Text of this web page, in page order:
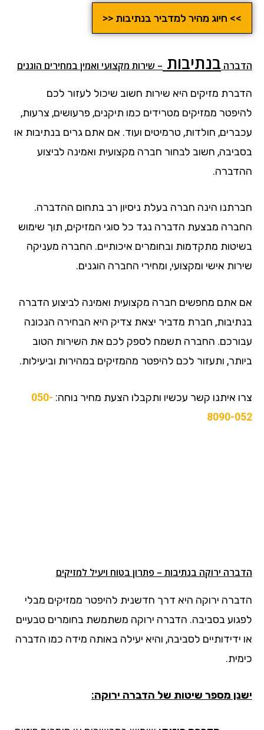
>> חיוג מהיר למדביר בנתיבות <<
הדברה בנתיבות – שירות מקצועי ואמין במחירים הוגנים
הדברת מזיקים היא שירות חשוב שיכול לעזור לכם
להיפטר ממזיקים מטרידים כמו תיקנים, פרעושים, צרעות,
עכברים, חולדות, טרמיטים ועוד. אם אתם גרים בנתיבות או
בסביבה, חשוב לבחור חברה מקצועית ואמינה לביצוע
ההדברה.
חברתנו הינה חברה בעלת ניסיון רב בתחום ההדברה.
החברה מבצעת הדברה נגד כל סוגי המזיקים, תוך שימוש
בשיטות מתקדמות ובחומרים איכותיים. החברה מעניקה
שירות אישי ומקצועי, ומחירי החברה הוגנים.
אם אתם מחפשים חברה מקצועית ואמינה לביצוע הדברה
בנתיבות, חברת מדביר יצאת צדיק היא הבחירה הנכונה
עבורכם. החברה תשמח לספק לכם את השירות הטוב
ביותר, ותעזור לכם להיפטר מהמזיקים במהירות וביעילות.
צרו איתנו קשר עכשיו ותקבלו הצעת מחיר נוחה: 050-
8090-052
הדברה ירוקה בנתיבות – פתרון בטוח ויעיל למזיקים
הדברה ירוקה היא דרך חדשנית להיפטר ממזיקים מבלי
לפגוע בסביבה. הדברה ירוקה משתמשת בחומרים טבעיים
או ידידותיים לסביבה, והיא יעילה באותה מידה כמו הדברה
כימית.
ישנן מספר שיטות של הדברה ירוקה: